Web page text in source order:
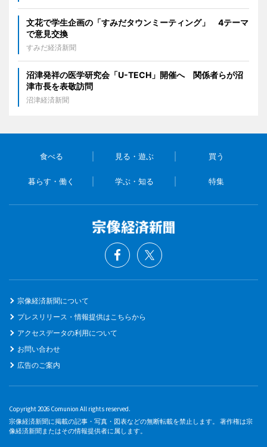
文花で学生企画の「すみだタウンミーティング」 4テーマ
で意見交換
すみだ経済新聞
沼津発祥の医学研究会「U-TECH」開催へ 関係者らが沼
津市長を表敬訪問
沼津経済新聞
食べる 見る・遊ぶ 買う
暮らす・働く 学ぶ・知る 特集
宗像経済新聞について
プレスリリース・情報提供はこちらから
アクセスデータの利用について
お問い合わせ
広告のご案内
Copyright 2026 Comunion All rights reserved.
宗像経済新聞に掲載の記事・写真・図表などの無断転載を禁止します。 著作権は宗
像経済新聞またはその情報提供者に属します。